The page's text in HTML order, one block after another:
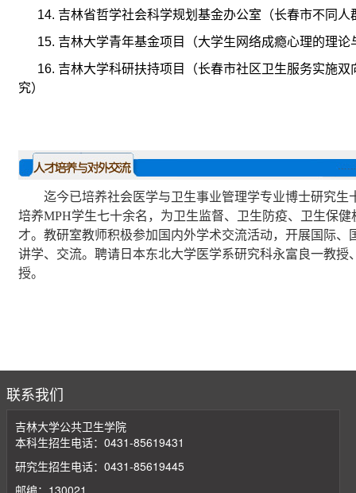
14. 吉林省哲学社会科学规划基金办公室（长春市不同人
15. 吉林大学青年基金项目（大学生网络成瘾心理的理论
16. 吉林大学科研扶持项目（长春市社区卫生服务实施
究）
迄今已培养社会医学与卫生事业管理学专业博士研究生
培养MPH学生七十余名，为卫生监督、卫生防疫、卫生保
才。教研室教师积极参加国内外学术交流活动，开展国际、
讲学、交流。聘请日本东北大学医学系研究科永富良一教授
授。
联系我们
吉林大学公共卫生学院
本科生招生电话：0431-85619431
研究生招生电话：0431-85619445
邮编：130021